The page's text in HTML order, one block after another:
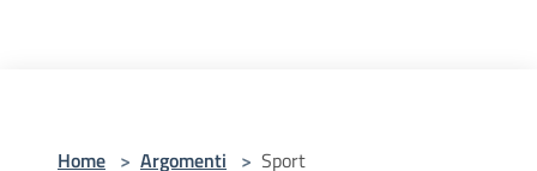
Home > Argomenti > Sport